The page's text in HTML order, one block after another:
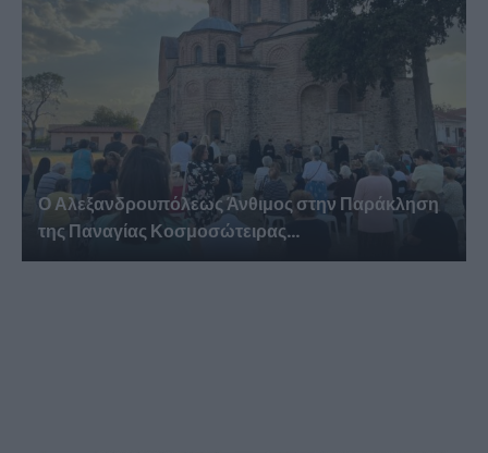
Ο Αλεξανδρουπόλεως Άνθιμος στην Παράκληση
της Παναγίας Κοσμοσώτειρας...